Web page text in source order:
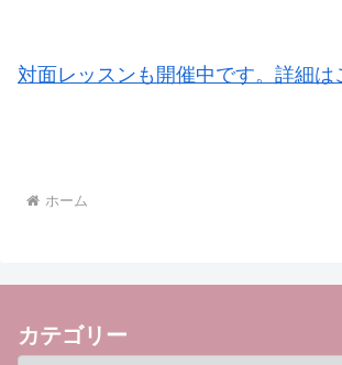
対面レッスンも開催中です。詳細は
ホーム
カテゴリー